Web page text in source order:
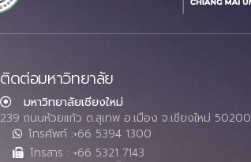
ติดต่อมหาวิทยาลัย
มหาวิทยาลัยเชียงใหม่
239 ถนนห้วยแก้ว ต.สุเทพ อ.เมือง จ.เชียงใหม่ 50200
โทรศัพท์ :+66 5394 1300
โทรสาร : +66 5321 7143